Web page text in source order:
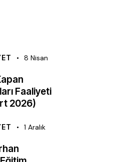
8 Nisan
Faaliyeti
2026)
1 Aralık